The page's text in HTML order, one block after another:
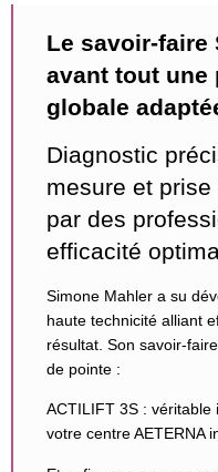
Le savoir-faire
avant tout une
globale
Diagnostic
mesure et
par des
efficacité
Simone Mahler a su
haute technicité alliant
résultat. Son savoir-
de pointe :
ACTILIFT 3S :
votre centre AETERNA